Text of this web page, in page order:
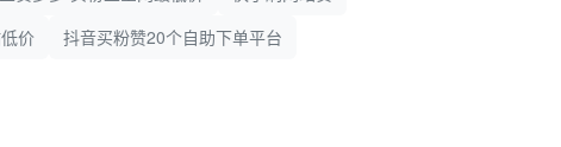
价
抖音买粉赞20个自助下单平台